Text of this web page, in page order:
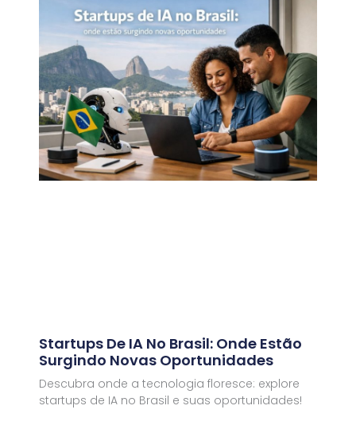
Startups De IA No Brasil: Onde Estão
Surgindo Novas Oportunidades
Descubra onde a tecnologia floresce: explore
startups de IA no Brasil e suas oportunidades!